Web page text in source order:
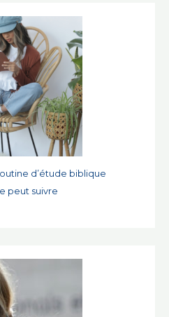
d’étude biblique
peut suivre